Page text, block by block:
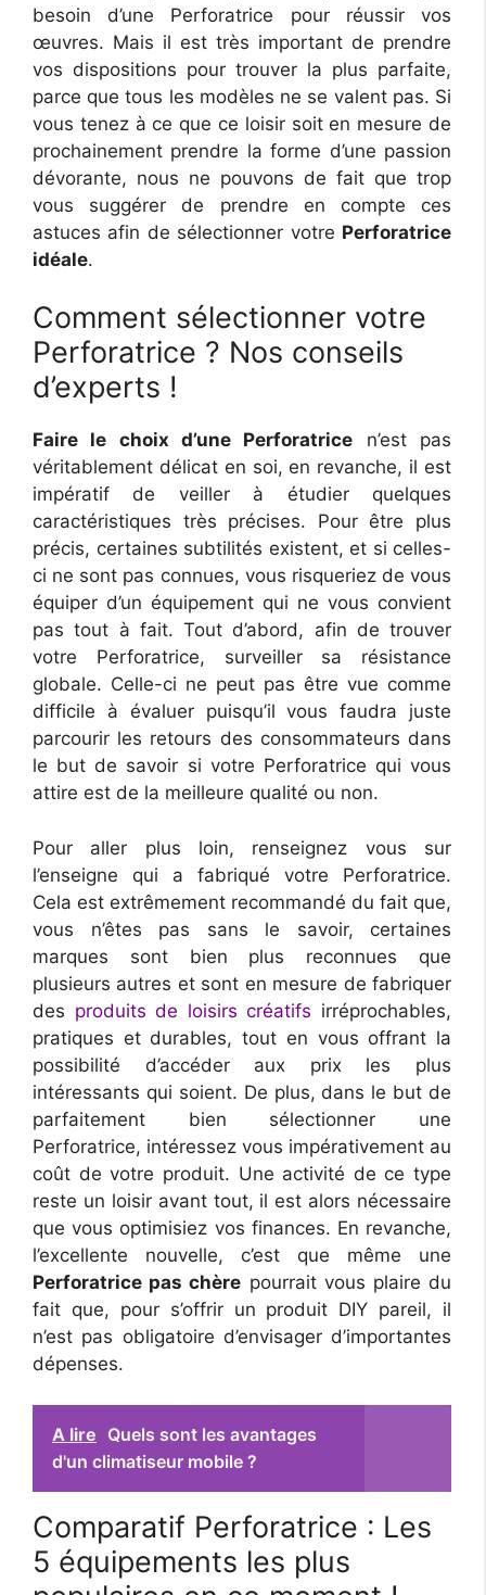
besoin d’une Perforatrice pour réussir vos
œuvres. Mais il est très important de prendre
vos dispositions pour trouver la plus parfaite,
parce que tous les modèles ne se valent pas. Si
vous tenez à ce que ce loisir soit en mesure de
prochainement prendre la forme d’une passion
dévorante, nous ne pouvons de fait que trop
vous suggérer de prendre en compte ces
astuces afin de sélectionner votre Perforatrice
idéale.
Comment sélectionner votre
Perforatrice ? Nos conseils
d’experts !
Faire le choix d’une Perforatrice n’est pas
véritablement délicat en soi, en revanche, il est
impératif de veiller à étudier quelques
caractéristiques très précises. Pour être plus
précis, certaines subtilités existent, et si celles-
ci ne sont pas connues, vous risqueriez de vous
équiper d’un équipement qui ne vous convient
pas tout à fait. Tout d’abord, afin de trouver
votre Perforatrice, surveiller sa résistance
globale. Celle-ci ne peut pas être vue comme
difficile à évaluer puisqu’il vous faudra juste
parcourir les retours des consommateurs dans
le but de savoir si votre Perforatrice qui vous
attire est de la meilleure qualité ou non.
Pour aller plus loin, renseignez vous sur
l’enseigne qui a fabriqué votre Perforatrice.
Cela est extrêmement recommandé du fait que,
vous n’êtes pas sans le savoir, certaines
marques sont bien plus reconnues que
plusieurs autres et sont en mesure de fabriquer
des produits de loisirs créatifs irréprochables,
pratiques et durables, tout en vous offrant la
possibilité d’accéder aux prix les plus
intéressants qui soient. De plus, dans le but de
parfaitement bien sélectionner une
Perforatrice, intéressez vous impérativement au
coût de votre produit. Une activité de ce type
reste un loisir avant tout, il est alors nécessaire
que vous optimisiez vos finances. En revanche,
l’excellente nouvelle, c’est que même une
Perforatrice pas chère pourrait vous plaire du
fait que, pour s’offrir un produit DIY pareil, il
n’est pas obligatoire d’envisager d’importantes
dépenses.
A lire Quels sont les avantages
d'un climatiseur mobile ?
Comparatif Perforatrice : Les
5 équipements les plus